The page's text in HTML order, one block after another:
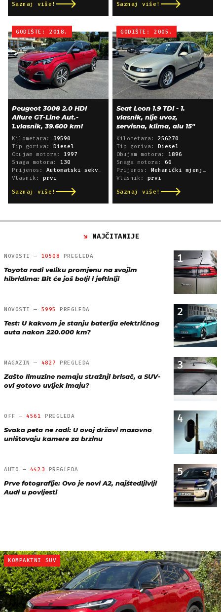
Saznaj više! Saznaj više!
GODIŠTE: 2018.
Peugeot 3008 2.0 HDI
Allure GT-Line Aut.-
1.vlasnik, 39.600 km!
Kilometara: 39590
Tip goriva: Diesel
Obujam motora: 1997
Snaga motora: 130
Prijenos: Automatski sekvencijski
Vlasnik: prvi
Saznaj više!
GODIŠTE: 2005.
Seat Leon 1.9 TDI - 1.
vlasnik, nije uvoz,
servisna, klima, alu 15"
Kilometara: 256270
Tip goriva: Diesel
Obujam motora: 1896
Snaga motora: 66
Prijenos: Mehanički mjenjač
Vlasnik: prvi
Saznaj više!
NAJČITANIJE
1
NOVOSTI — 10508 PREGLEDA
Toyota radi veliku promjenu na svojim
hibridima: Bit će još bolji i jeftiniji
2
NOVOSTI — 5995 PREGLEDA
Test: U kakvom je stanju baterija električnog
auta nakon 220.000 km?
3
MAGAZIN — 4827 PREGLEDA
Zašto limuzine nemaju stražnji brisač, a SUV-
ovi gotovo uvijek imaju?
4
OFF —4561 PREGLEDA
Svaka peta ne radi: U ovoj državi masovno
uništavaju kamere za brzinu
5
AUTO — 4423 PREGLEDA
Prve fotografije: Ovo je novi A2, najštedljiviji
Audi u povijesti
KOMPAKTNI SUV